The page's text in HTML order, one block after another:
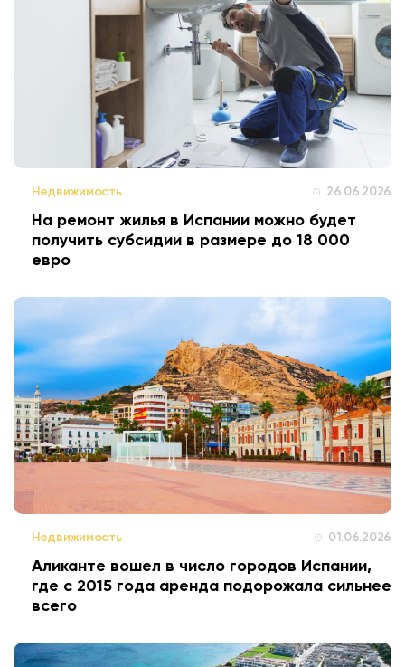
Недвижимость 26.06.2026
На ремонт жилья в Испании можно будет
получить субсидии в размере до 18 000
евро
Недвижимость 01.06.2026
Аликанте вошел в число городов Испании,
где с 2015 года аренда подорожала сильнее
всего